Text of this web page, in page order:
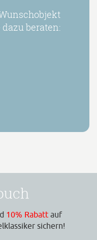
beraten:
10% Rabatt auf
sichern!